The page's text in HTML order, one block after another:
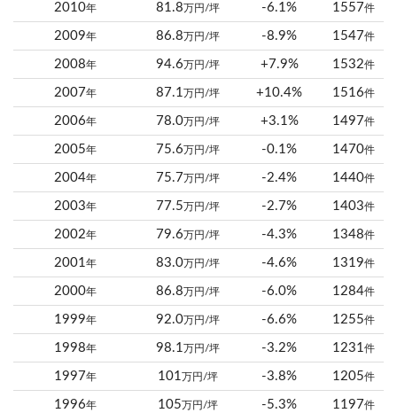
2010年 81.8 万円/坪 -6.1% 1557件
2009年 86.8 万円/坪 -8.9% 1547件
2008年 94.6 万円/坪 +7.9% 1532件
2007年 87.1 万円/坪 +10.4% 1516件
2006年 78.0 万円/坪 +3.1% 1497件
2005年 75.6 万円/坪 -0.1% 1470件
2004年 75.7 万円/坪 -2.4% 1440件
2003年 77.5 万円/坪 -2.7% 1403件
2002年 79.6 万円/坪 -4.3% 1348件
2001年 83.0 万円/坪 -4.6% 1319件
2000年 86.8 万円/坪 -6.0% 1284件
1999年 92.0 万円/坪 -6.6% 1255件
1998年 98.1 万円/坪 -3.2% 1231件
1997年 101 万円/坪 -3.8% 1205件
1996年 105 万円/坪 -5.3% 1197件